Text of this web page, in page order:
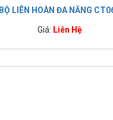
BỘ LIÊN HOÀN ĐA NĂNG
Giá: Liên Hệ